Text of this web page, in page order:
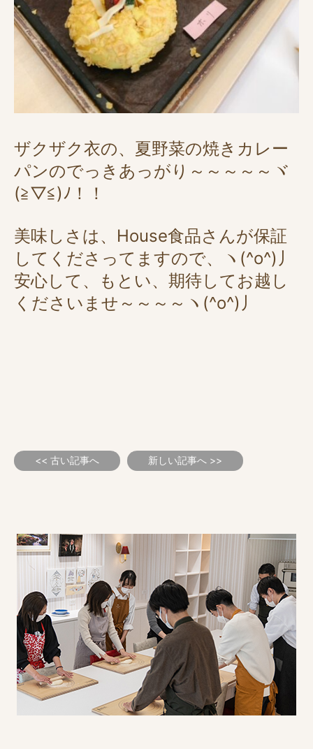
ザクザク衣の、夏野菜の焼きカレー
パンのでっきあっがり～～～～～ヾ
(≧▽≦)ﾉ！！
美味しさは、House食品さんが保証
してくださってますので、ヽ(^o^)丿
安心して、もとい、期待してお越し
くださいませ～～～～ヽ(^o^)丿
<< 古い記事へ 新しい記事へ >>